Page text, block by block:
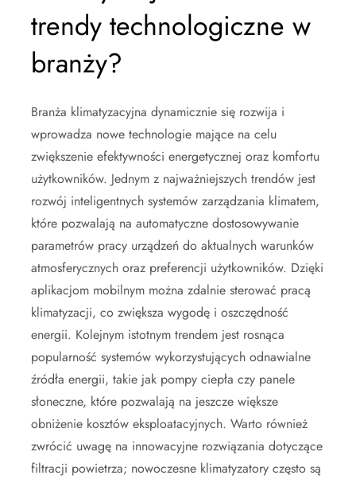
trendy technologiczne w
branży?
Branża klimatyzacyjna dynamicznie się rozwija i
wprowadza nowe technologie mające na celu
zwiększenie efektywności energetycznej oraz komfortu
użytkowników. Jednym z najważniejszych trendów jest
rozwój inteligentnych systemów zarządzania klimatem,
które pozwalają na automatyczne dostosowywanie
parametrów pracy urządzeń do aktualnych warunków
atmosferycznych oraz preferencji użytkowników. Dzięki
aplikacjom mobilnym można zdalnie sterować pracą
klimatyzacji, co zwiększa wygodę i oszczędność
energii. Kolejnym istotnym trendem jest rosnąca
popularność systemów wykorzystujących odnawialne
źródła energii, takie jak pompy ciepła czy panele
słoneczne, które pozwalają na jeszcze większe
obniżenie kosztów eksploatacyjnych. Warto również
zwrócić uwagę na innowacyjne rozwiązania dotyczące
filtracji powietrza; nowoczesne klimatyzatory często są